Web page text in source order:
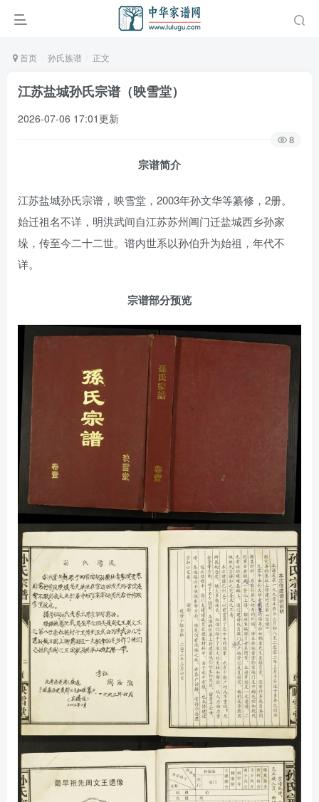
首页 孙氏族谱 正文
江苏盐城孙氏宗谱（映雪堂）
2026-07-06 17:01更新
8
宗谱简介
江苏盐城孙氏宗谱，映雪堂，2003年孙文华等纂修，2册。
始迁祖名不详，明洪武间自江苏苏州阊门迁盐城西乡孙家
垛，传至今二十二世。谱内世系以孙伯升为始祖，年代不
详。
宗谱部分预览